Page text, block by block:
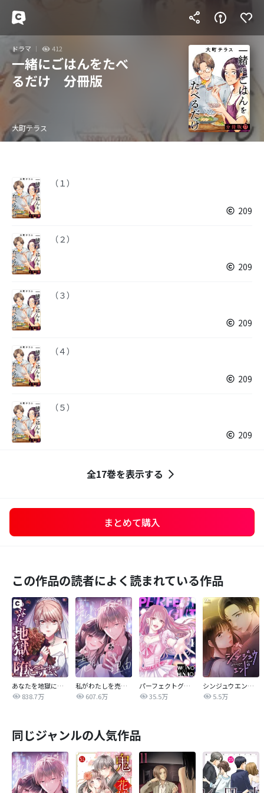
ドラマ 412
一緒にごはんをたべ
るだけ 分冊版
大町テラス
（１）
209
（２）
209
（３）
209
（４）
209
（５）
209
全17巻を表示する
まとめて購入
この作品の読者によく読まれている作品
あなたを地獄に堕とすまで
838.7万
私がわたしを売る理由
607.6万
パーフェクトグリッター
35.5万
シンジュウエンド【タテヨミ】
5.5万
同じジャンルの人気作品